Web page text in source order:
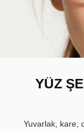
YÜZ
Yuvarlak, kare,